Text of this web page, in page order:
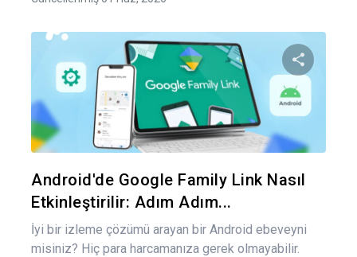
Android'de Google Family Link Nasıl
Etkinleştirilir: Adım Adım...
İyi bir izleme çözümü arayan bir Android ebeveyni
misiniz? Hiç para harcamanıza gerek olmayabilir.